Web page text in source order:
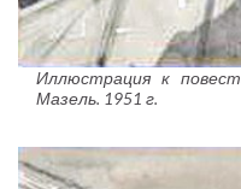
Иллюстрация к
Мазель. 1951 г.